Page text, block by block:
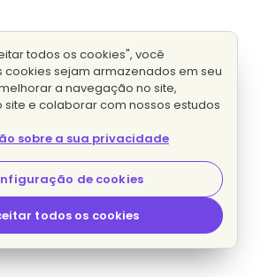
todos os cookies", você
sejam armazenados em seu
a navegação no site,
site e colaborar com nossos estudos
sobre a sua privacidade
de cookies
todos os cookies